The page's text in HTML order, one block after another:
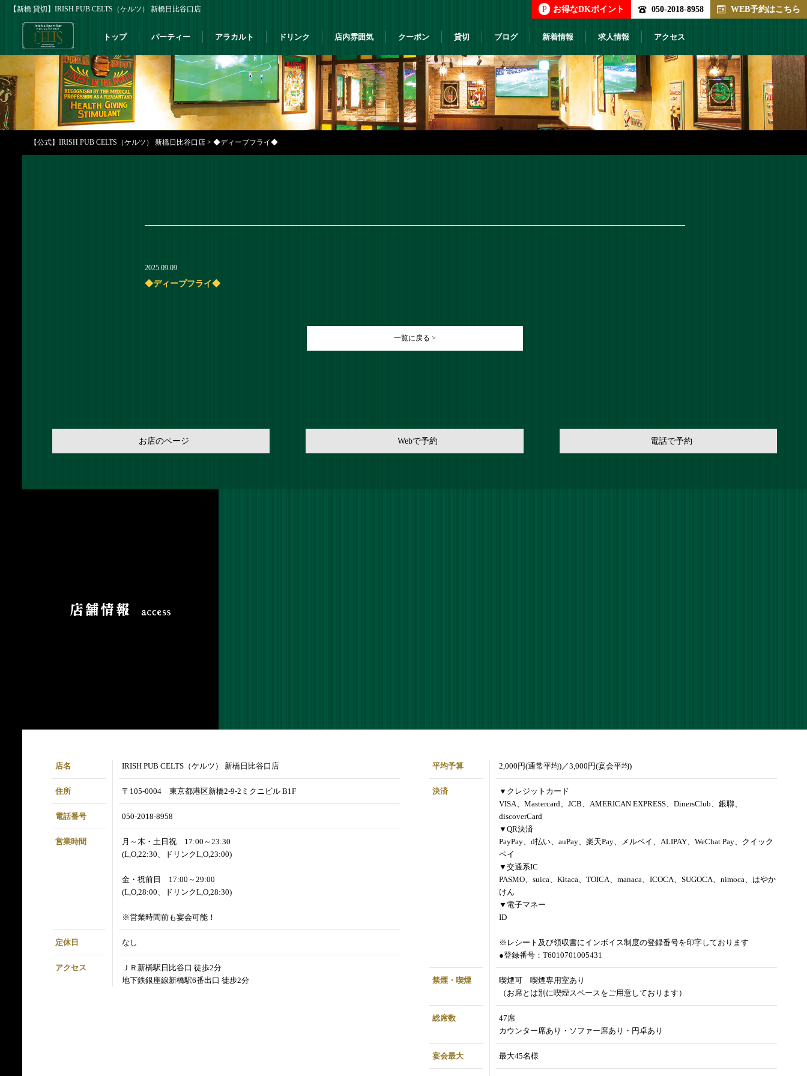
【新橋 貸切】IRISH PUB CELTS（ケルツ） 新橋日比谷口店 P お得なDKポイント 050-2018-8958 WEB予約はこちら
トップ パーティー アラカルト ドリンク 店内雰囲気 クーポン 貸切 ブログ 新着情報 求人情報 アクセス
【公式】IRISH PUB CELTS（ケルツ） 新橋日比谷口店 > ◆ディープフライ◆
2025.09.09
◆ディープフライ◆
一覧に戻る >
お店のページ Webで予約 電話で予約
店名 IRISH PUB CELTS（ケルツ） 新橋日比谷口店
住所 〒105-0004 東京都港区新橋2-9-2ミクニビル B1F
電話番号 050-2018-8958
営業時間
月～木・土日祝 17:00～23:30
(L,O,22:30、ドリンクL,O,23:00)
金・祝前日 17:00～29:00
(L,O,28:00、ドリンクL,O,28:30)
※営業時間前も宴会可能！
定休日 なし
アクセス
ＪＲ新橋駅日比谷口 徒歩2分
地下鉄銀座線新橋駅6番出口 徒歩2分
平均予算 2,000円(通常平均)／3,000円(宴会平均)
決済
▼クレジットカード
VISA、Mastercard、JCB、AMERICAN EXPRESS、DinersClub、銀聯、
discoverCard
▼QR決済
PayPay、d払い、auPay、楽天Pay、メルペイ、ALIPAY、WeChat Pay、クイック
ペイ
▼交通系IC
PASMO、suica、Kitaca、TOICA、manaca、ICOCA、SUGOCA、nimoca、はやか
けん
▼電子マネー
ID
※レシート及び領収書にインボイス制度の登録番号を印字しております
●登録番号：T6010701005431
禁煙・喫煙
喫煙可 喫煙専用室あり
（お席とは別に喫煙スペースをご用意しております）
総席数
47席
カウンター席あり・ソファー席あり・円卓あり
宴会最大 最大45名様